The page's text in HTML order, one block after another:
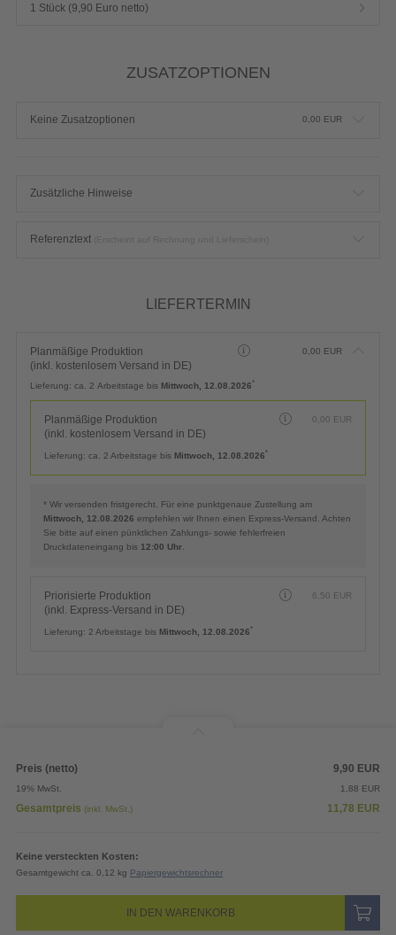
1 Stück (9,90 Euro netto)
ZUSATZOPTIONEN
Keine Zusatzoptionen 0,00 EUR
Zusätzliche Hinweise
Referenztext
LIEFERTERMIN
Planmäßige Produktion
(inkl. kostenlosem Versand in DE)
0,00 EUR
Lieferung: ca. 2 Arbeitstage bis Mittwoch, 12.08.2026*
Planmäßige Produktion
(inkl. kostenlosem Versand in DE)
0,00 EUR
Lieferung: ca. 2 Arbeitstage bis Mittwoch, 12.08.2026*
* Wir versenden fristgerecht. Für eine punktgenaue Zustellung am
Mittwoch, 12.08.2026 empfehlen wir Ihnen einen Express-Versand. Achten
Sie bitte auf einen pünktlichen Zahlungs- sowie fehlerfreien
Druckdateneingang bis 12:00 Uhr
Priorisierte Produktion
(inkl. Express-Versand in DE)
6,50 EUR
Lieferung: 2 Arbeitstage bis Mittwoch, 12.08.2026*
Preis (netto) 9,90 EUR
19% MwSt. 1,88 EUR
Gesamtpreis (inkl. MwSt.) 11,78 EUR
Keine versteckten Kosten:
Gesamtgewicht ca. 0,12 kg Papiergewichtsrechner
IN DEN WARENKORB